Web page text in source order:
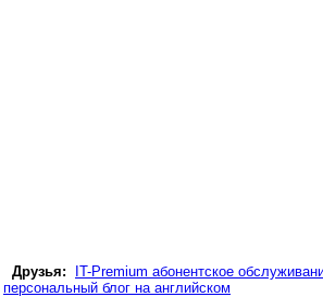
Друзья:
IT-Premium абонентское
персональный блог на английском